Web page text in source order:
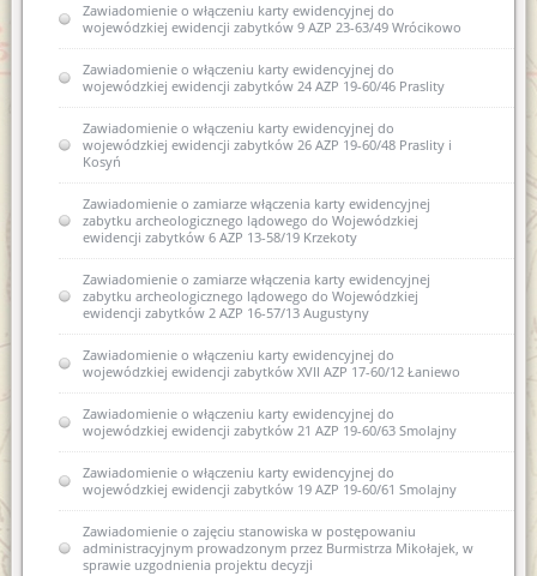
Zawiadomienie o włączeniu karty ewidencyjnej do
wojewódzkiej ewidencji zabytków 9 AZP 23-63/49 Wrócikowo
Zawiadomienie o włączeniu karty ewidencyjnej do
wojewódzkiej ewidencji zabytków 24 AZP 19-60/46 Praslity
Zawiadomienie o włączeniu karty ewidencyjnej do
wojewódzkiej ewidencji zabytków 26 AZP 19-60/48 Praslity i
Kosyń
Zawiadomienie o zamiarze włączenia karty ewidencyjnej
zabytku archeologicznego lądowego do Wojewódzkiej
ewidencji zabytków 6 AZP 13-58/19 Krzekoty
Zawiadomienie o zamiarze włączenia karty ewidencyjnej
zabytku archeologicznego lądowego do Wojewódzkiej
ewidencji zabytków 2 AZP 16-57/13 Augustyny
Zawiadomienie o włączeniu karty ewidencyjnej do
wojewódzkiej ewidencji zabytków XVII AZP 17-60/12 Łaniewo
Zawiadomienie o włączeniu karty ewidencyjnej do
wojewódzkiej ewidencji zabytków 21 AZP 19-60/63 Smolajny
Zawiadomienie o włączeniu karty ewidencyjnej do
wojewódzkiej ewidencji zabytków 19 AZP 19-60/61 Smolajny
Zawiadomienie o zajęciu stanowiska w postępowaniu
administracyjnym prowadzonym przez Burmistrza Mikołajek, w
sprawie uzgodnienia projektu decyzji